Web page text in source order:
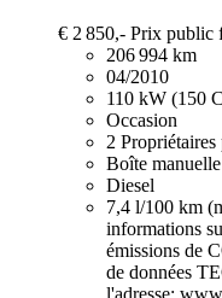
€ 2 850,- Prix public
206 994 km
04/2010
110 kW (150
Occasion
2 Propriétaires
Boîte manuelle
Diesel
7,4 l/100 km
informations
émissions de
de données